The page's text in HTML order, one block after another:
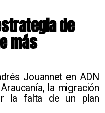
de
más
Jouannet en ADN
la migración
la falta de un plan